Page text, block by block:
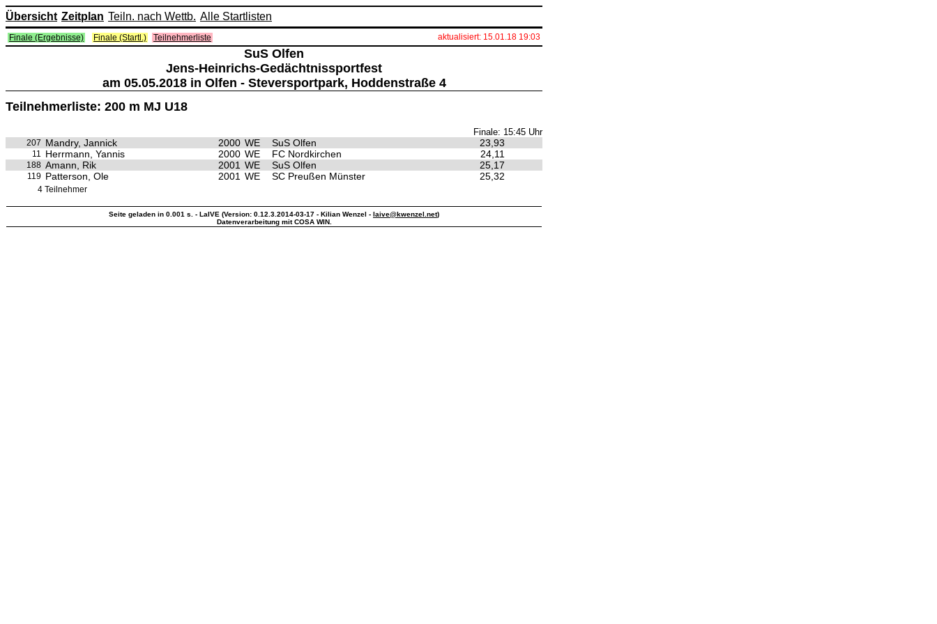
Übersicht Zeitplan Teiln. nach Wettb. Alle Startlisten
Finale (Ergebnisse) Finale (Startl.) Teilnehmerliste aktualisiert: 15.01.18 19:03
SuS Olfen
Jens-Heinrichs-Gedächtnissportfest
am 05.05.2018 in Olfen - Steversportpark, Hoddenstraße 4
Teilnehmerliste: 200 m MJ U18
Finale: 15:45 Uhr
207 Mandry, Jannick 2000 WE SuS Olfen 23,93
11 Herrmann, Yannis 2000 WE FC Nordkirchen 24,11
188 Amann, Rik 2001 WE SuS Olfen 25,17
119 Patterson, Ole 2001 WE SC Preußen Münster 25,32
4 Teilnehmer
Seite geladen in 0.001 s. - LaIVE (Version: 0.12.3.2014-03-17 - Kilian Wenzel - laive@kwenzel.net)
Datenverarbeitung mit COSA WIN.